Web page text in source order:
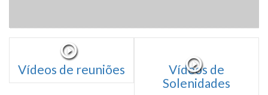
Vídeos de reuniões
Vídeos de
Solenidades